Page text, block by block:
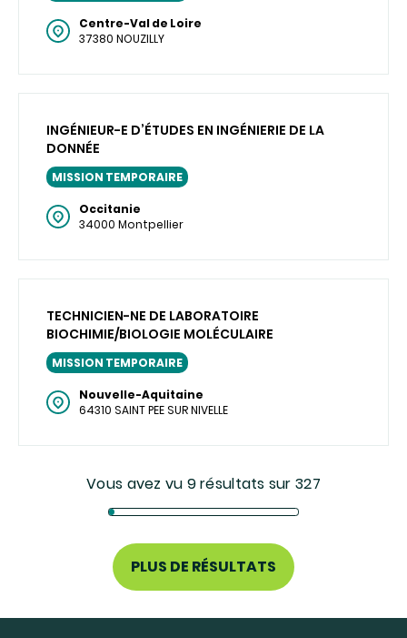
Centre-Val de Loire
37380 NOUZILLY
INGÉNIEUR-E D’ÉTUDES EN INGÉNIERIE DE LA
DONNÉE
MISSION TEMPORAIRE
Occitanie
34000 Montpellier
TECHNICIEN-NE DE LABORATOIRE
BIOCHIMIE/BIOLOGIE MOLÉCULAIRE
MISSION TEMPORAIRE
Nouvelle-Aquitaine
64310 SAINT PEE SUR NIVELLE
Vous avez vu 9 résultats sur 327
PLUS DE RÉSULTATS